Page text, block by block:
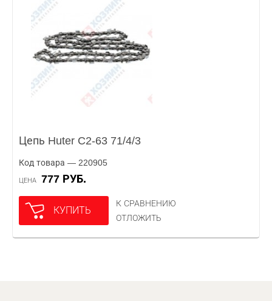
Цепь Huter C2-63 71/4/3
Код товара — 220905
ЦЕНА 777 РУБ.
КУПИТЬ
К СРАВНЕНИЮ
ОТЛОЖИТЬ